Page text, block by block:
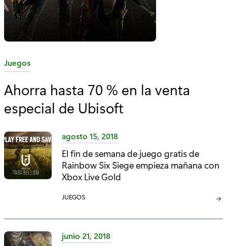
C
t
g
o
r
í
Juegos
Ahorra hasta 70 % en la venta
especial de Ubisoft
agosto 15, 2018
El fin de semana de juego gratis de
Rainbow Six Siege empieza mañana con
Xbox Live Gold
C
T
G
JUEGOS
junio 21, 2018